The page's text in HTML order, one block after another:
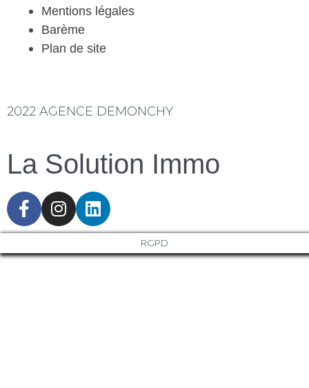
Mentions légales
Barème
Plan de site
2022 AGENCE DEMONCHY
La Solution Immo
RGPD